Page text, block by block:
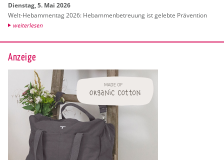
Diens­tag, 5. Mai 2026
Welt-Heb­am­men­tag 2026: Heb­am­men­be­treu­ung ist ge­leb­te Prä­ven­ti­on
wei­ter­le­sen
Anzeige